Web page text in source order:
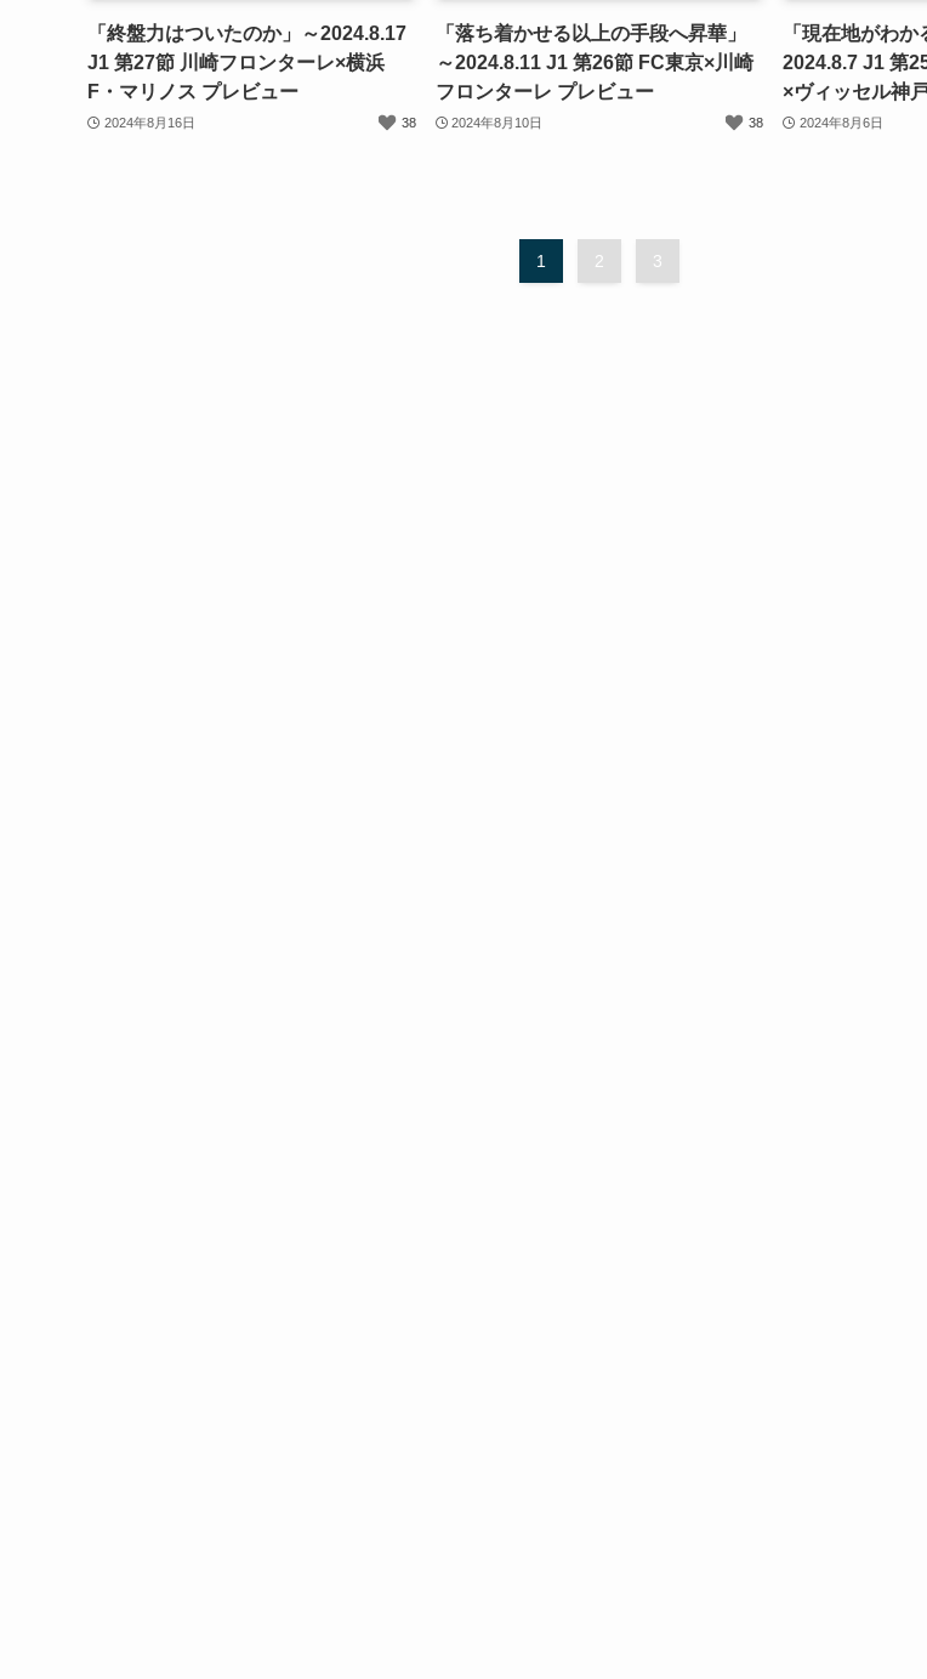
「終盤力はついたのか」～2024.8.17
J1 第27節 川崎フロンターレ×横浜
F・マリノス プレビュー
2024年8月16日 38
「落ち着かせる以上の手段へ昇華」
～2024.8.11 J1 第26節 FC東京×川崎
フロンターレ プレビュー
2024年8月10日 38
「現在地がわ
2024.8.7 J1 第
×ヴィッセル神
2024年8月6日
1 2 3